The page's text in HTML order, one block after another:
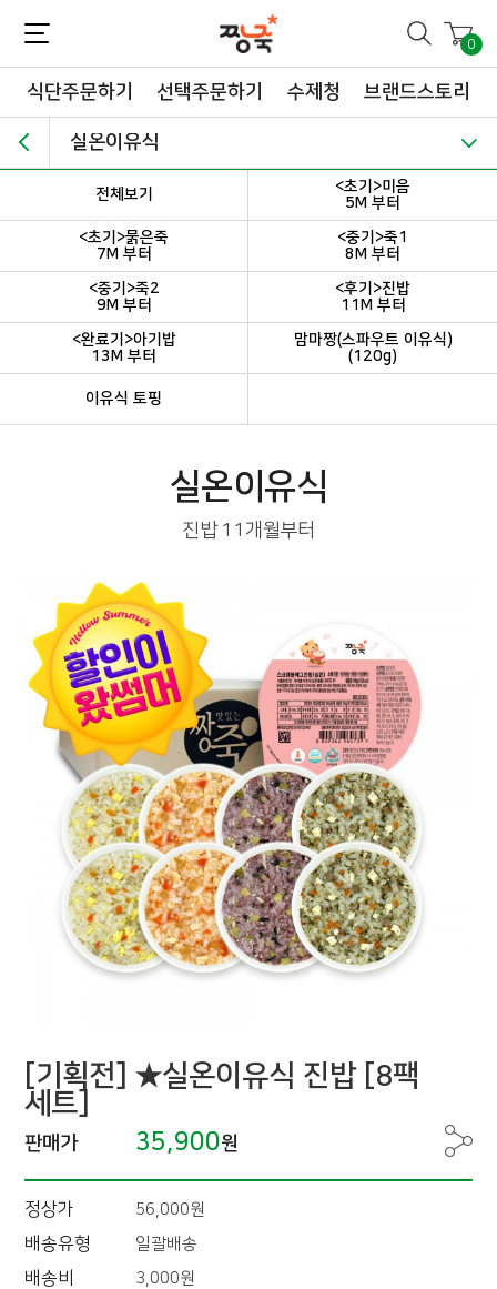
0
식단주문하기 선택주문하기 수제청 브랜드스토리
실온이유식
전체보기
<초기>미음
5M 부터
<초기>묽은죽
7M 부터
<중기>죽1
8M 부터
<중기>죽2
9M 부터
<후기>진밥
11M 부터
<완료기>아기밥
13M 부터
맘마짱(스파우트 이유식)
(120g)
이유식 토핑
실온이유식
진밥 11개월부터
[기획전] ★실온이유식 진밥 [8팩
세트]
판매가 35,900원
정상가 56,000원
배송유형 일괄배송
배송비
3,000원